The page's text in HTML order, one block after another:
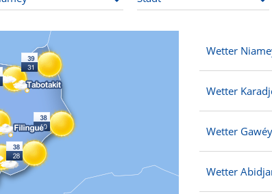
Wetter
Wetter
Wetter
Wetter